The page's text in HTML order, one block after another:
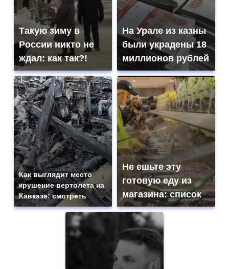
Такую зиму в
России никто не
ждал: как так?!
На Урале из казны
были украдены 18
миллионов рублей
Как выглядит место
крушение вертолета на
Кавказе: смотреть
Не ешьте эту
готовую еду из
магазина: список